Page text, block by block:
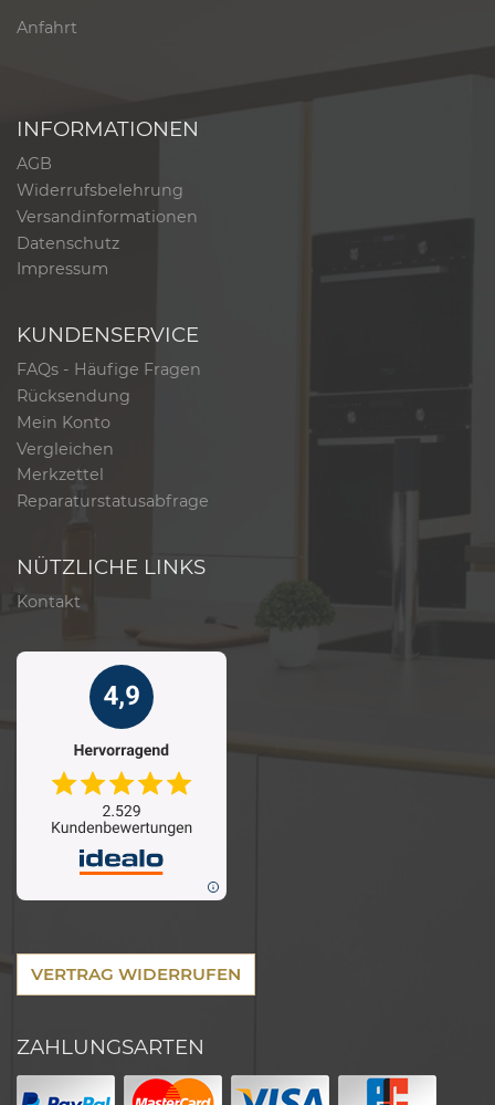
Anfahrt
INFORMATIONEN
AGB
Widerrufsbelehrung
Versandinformationen
Datenschutz
Impressum
KUNDENSERVICE
FAQs - Häufige Fragen
Rücksendung
Mein Konto
Vergleichen
Merkzettel
Reparaturstatusabfrage
NÜTZLICHE LINKS
Kontakt
VERTRAG WIDERRUFEN
ZAHLUNGSARTEN